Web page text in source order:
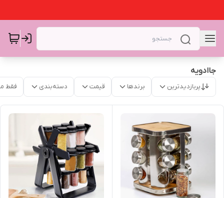
جاادویه
پربازدیدترین برندها قیمت دسته‌بندی فقط